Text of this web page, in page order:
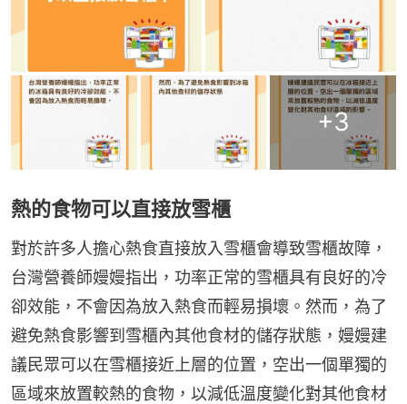
+3
熱的食物可以直接放雪櫃
對於許多人擔心熱食直接放入雪櫃會導致雪櫃故障，
台灣營養師嫚嫚指出，功率正常的雪櫃具有良好的冷
卻效能，不會因為放入熱食而輕易損壞。然而，為了
避免熱食影響到雪櫃內其他食材的儲存狀態，嫚嫚建
議民眾可以在雪櫃接近上層的位置，空出一個單獨的
區域來放置較熱的食物，以減低溫度變化對其他食材